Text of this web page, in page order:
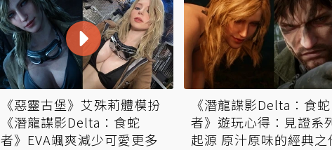
《惡靈古堡》艾殊莉體模扮
《潛龍諜影Delta：食蛇
者》EVA颯爽減少可愛更多
《潛龍諜影Delta：食蛇
者》遊玩心得：見證系
起源 原汁原味的經典之